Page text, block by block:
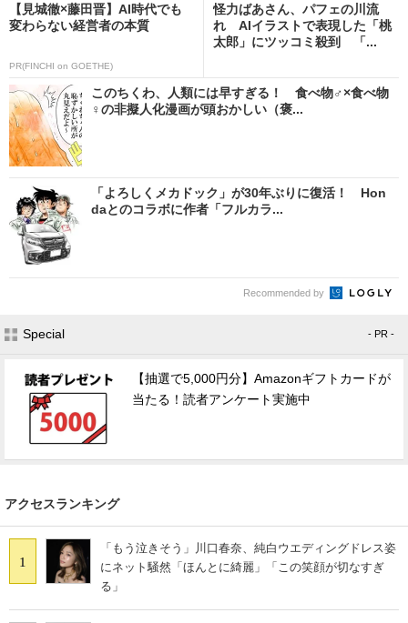
【見城徹×藤田晋】AI時代でも
変わらない経営者の本質
PR(FINCHI on GOETHE)
怪力ばあさん、パフェの川流
れ AIイラストで表現した「桃
太郎」にツッコミ殺到 「...
このちくわ、人類には早すぎる！ 食べ物♂×食べ物
♀の非擬人化漫画が頭おかしい（褒...
「よろしくメカドック」が30年ぶりに復活！ Hon
daとのコラボに作者「フルカラ...
Recommended by
Special - PR -
【抽選で5,000円分】Amazonギフトカードが
当たる！読者アンケート実施中
アクセスランキング
1
「もう泣きそう」川口春奈、純白ウエディングドレス姿
にネット騒然「ほんとに綺麗」「この笑顔が切なすぎ
る」